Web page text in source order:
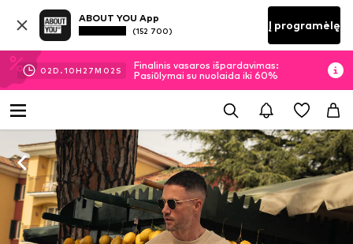
ABOUT YOU App
(152 700) Į programėlę
02D.10H 27M 01 S
Finalinis vasaros išpardavimas:
Pasiūlymai su nuolaida iki 60%